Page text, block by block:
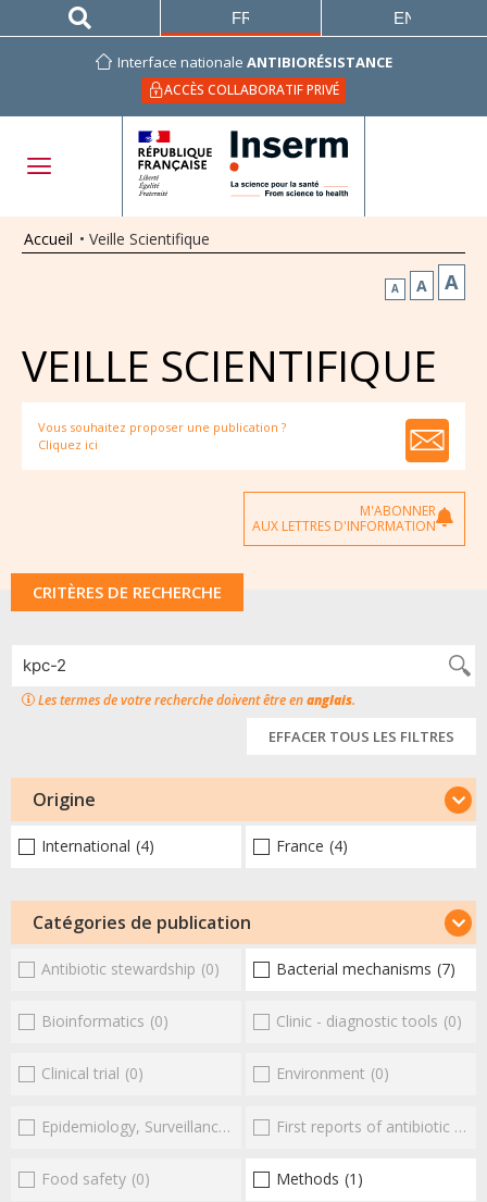
Interface nationale ANTIBIORÉSISTANCE
ACCÈS COLLABORATIF PRIVÉ
FRANÇAIS ENGLISH
Accueil • Veille Scientifique
A A A
VEILLE SCIENTIFIQUE
Vous souhaitez proposer une publication ?
Cliquez ici
M'ABONNER
AUX LETTRES D'INFORMATION
CRITÈRES DE RECHERCHE
Les termes de votre recherche doivent être enanglais.
EFFACER TOUS LES FILTRES
Origine
International (4) France (4)
Catégories de publication
Antibiotic stewardship (0) Bacterial mechanisms (7)
Bioinformatics (0) Clinic - diagnostic tools (0)
Clinical trial (0) Environment (0)
Epidemiology, Surveillance First reports of antibiotic resistance
Food safety (0) Methods (1)